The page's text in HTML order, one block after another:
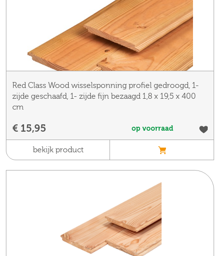
Red Class Wood wisselsponning profiel gedroogd, 1-
zijde geschaafd, 1- zijde fijn bezaagd 1,8 x 19,5 x 400
cm
€ 15,95 op voorraad
bekijk product